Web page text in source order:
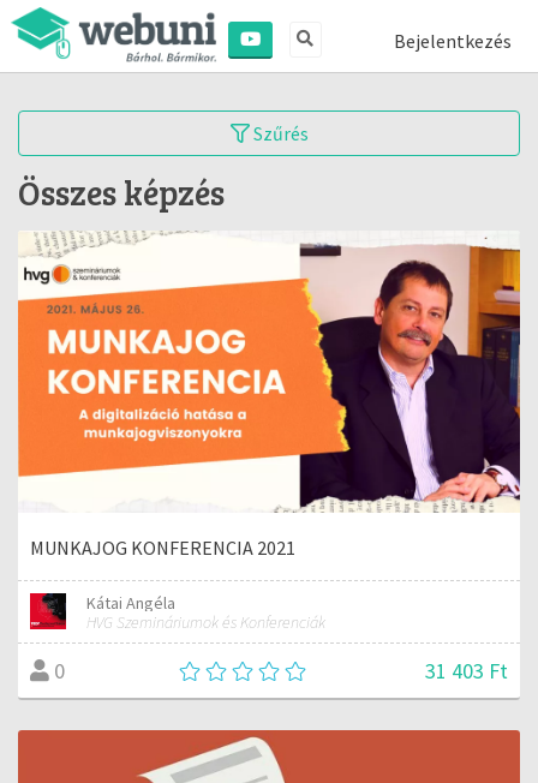
Bejelentkezés
Szűrés
Összes képzés
MUNKAJOG KONFERENCIA 2021
Kátai Angéla
HVG Szemináriumok és Konferenciák
0 31 403 Ft